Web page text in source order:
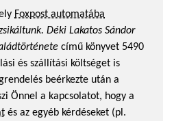
Foxpost automatába
Déki Lakatos Sándor
című könyvet 5490
és szállítási költséget is
beérkezte után a
Önnel a kapcsolatot, hogy a
és az egyéb kérdéseket (pl.